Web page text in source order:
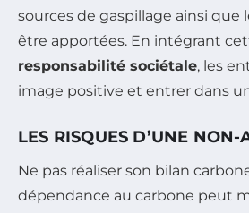
sources de gaspillage ainsi
être apportées. En intégrant
responsabilité sociétale, les
image positive et entrer dans
LES RISQUES D’UNE NON-
Ne pas réaliser son bilan
dépendance au carbone peut